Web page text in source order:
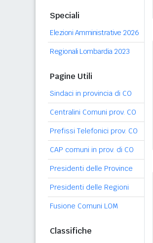
Speciali
Elezioni Amministrative 2026
Regionali Lombardia 2023
Pagine Utili
Sindaci in provincia di CO
Centralini Comuni prov. CO
Prefissi Telefonici prov. CO
CAP comuni in prov. di CO
Presidenti delle Province
Presidenti delle Regioni
Fusione Comuni LOM
Classifiche